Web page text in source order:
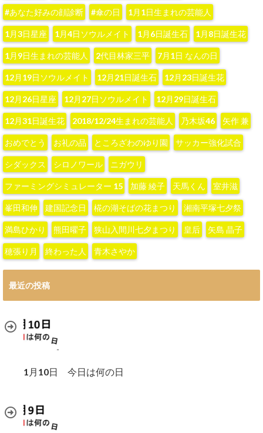
#あなた好みの顔診断 #傘の日 1月1日生まれの芸能人
1月3日星座 1月4日ソウルメイト 1月6日誕生石 1月8日誕生花
1月9日生まれの芸能人 2代目林家三平 7月1日 なんの日
12月19日ソウルメイト 12月21日誕生石 12月23日誕生花
12月26日星座 12月27日ソウルメイト 12月29日誕生石
12月31日誕生花 2018/12/24生まれの芸能人 ‪乃木坂46‬ ‪矢作 兼‬
おめでとう お礼の品 ところざわのゆり園 サッカー強化試合
シダックス シロノワール ニガウリ
ファーミングシミュレーター 15 加藤 綾子‬ 天馬くん 室井滋
峯田和伸 建国記念日 椛の湖そばの花まつり 湘南平塚七夕祭
満島ひかり 熊田曜子 狭山入間川七夕まつり 皇后 矢島 晶子
穂張り月 終わった人 青木さやか
最近の投稿
1月10日 今日は何の日